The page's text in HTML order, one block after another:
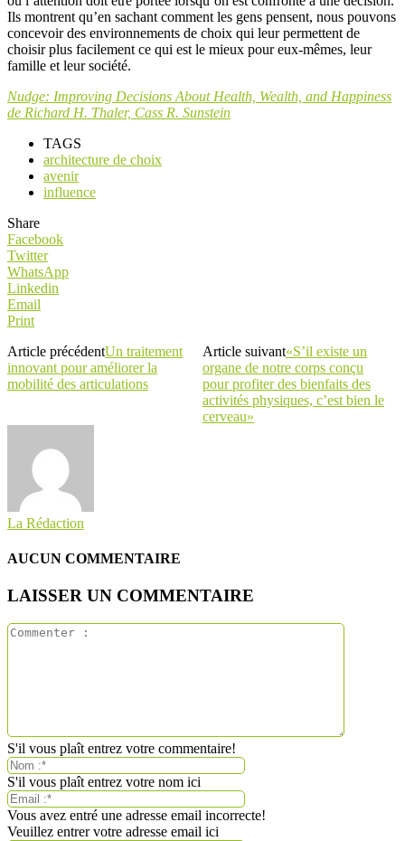
Ils montrent qu’en sachant comment les gens pensent, nous pouvons
concevoir des environnements de choix qui leur permettent de
choisir plus facilement ce qui est le mieux pour eux-mêmes, leur
famille et leur société.
Nudge: Improving Decisions About Health, Wealth, and Happiness
de Richard H. Thaler, Cass R. Sunstein
TAGS
architecture de choix
avenir
influence
Share
Facebook
Twitter
WhatsApp
Linkedin
Email
Print
Article précédentUn traitement
innovant pour améliorer la
mobilité des articulations
Article suivant«S’il existe un
organe de notre corps conçu
pour profiter des bienfaits des
activités physiques, c’est bien le
cerveau»
La Rédaction
AUCUN COMMENTAIRE
LAISSER UN COMMENTAIRE
S'il vous plaît entrez votre commentaire!
S'il vous plaît entrez votre nom ici
Vous avez entré une adresse email incorrecte!
Veuillez entrer votre adresse email ici